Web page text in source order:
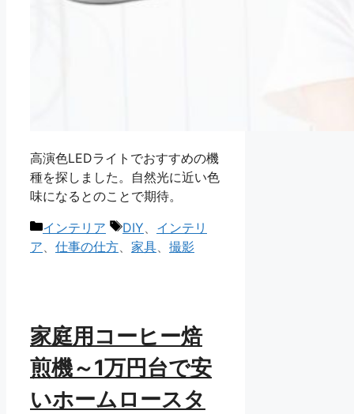
高演色LEDライトでおすすめの機
種を探しました。自然光に近い色
味になるとのことで期待。
カ
インテリア
タ
グ
DIY
インテリ
ア
仕事の仕方 家具 撮影
家庭用コーヒー焙
煎機～1万円台で安
いホームロースタ